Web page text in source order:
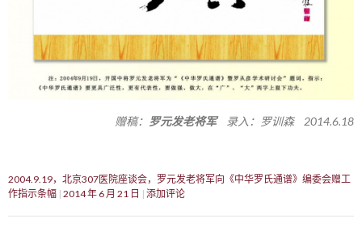
赠稿： 罗元发老将军录入：罗训森 2014.6.18
2004.9.19，北京307医院座谈会，罗元发老将军向《中华罗氏通谱》编委会赠工
作指示条幅 2014 年 6 月 21 日 添加评论